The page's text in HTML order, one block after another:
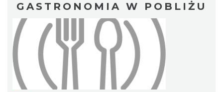
GASTRONOMIA W POBLIŻU